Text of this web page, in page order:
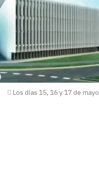
Los días 15, 16 y 17 de mayo